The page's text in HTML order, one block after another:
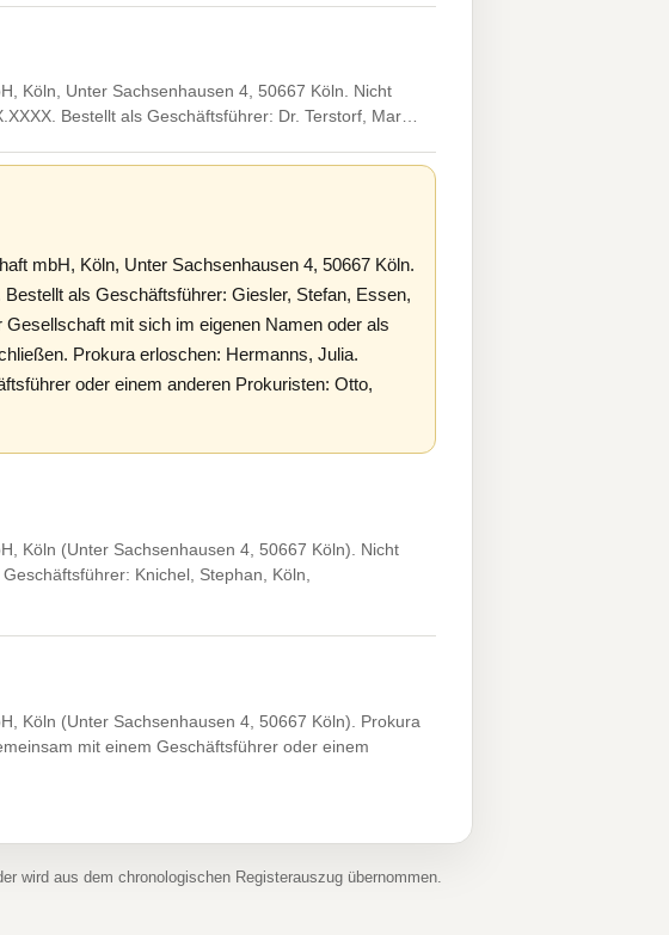
Köln, Unter Sachsenhausen 4, 50667 Köln. Nicht
Bestellt als Geschäftsführer: Dr. Terstorf, Mar…
mbH, Köln, Unter Sachsenhausen 4, 50667 Köln.
als Geschäftsführer: Giesler, Stefan, Essen,
mit sich im eigenen Namen oder als
Prokura erloschen: Hermanns, Julia.
oder einem anderen Prokuristen: Otto,
Köln (Unter Sachsenhausen 4, 50667 Köln). Nicht
Knichel, Stephan, Köln,
Köln (Unter Sachsenhausen 4, 50667 Köln). Prokura
mit einem Geschäftsführer oder einem
wird aus dem chronologischen Registerauszug übernommen.